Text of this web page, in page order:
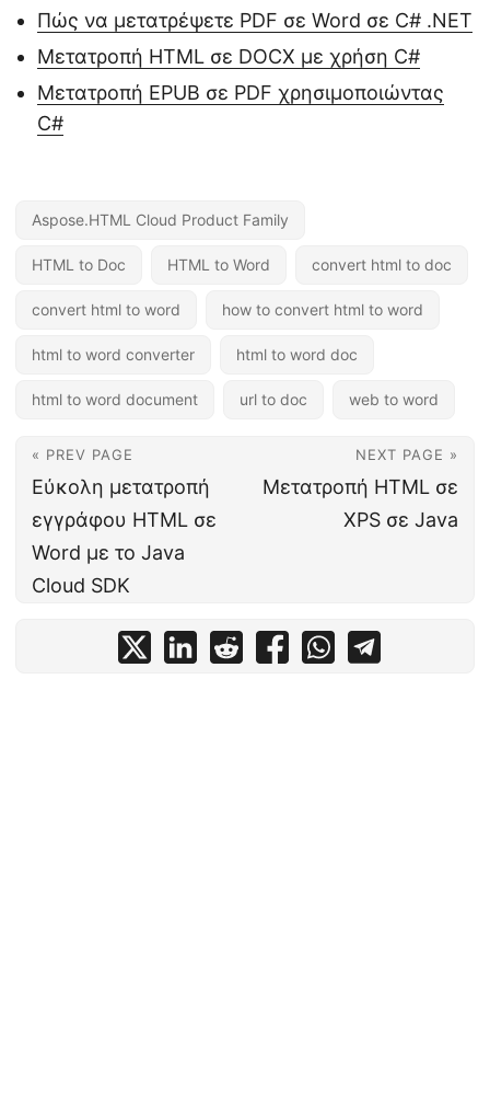
Πώς να μετατρέψετε PDF σε Word σε C# .NET
Μετατροπή HTML σε DOCX με χρήση C#
Μετατροπή EPUB σε PDF χρησιμοποιώντας
C#
Aspose.HTML Cloud Product Family
HTML to Doc HTML to Word convert html to doc
convert html to word how to convert html to word
html to word converter html to word doc
html to word document url to doc web to word
« PREV PAGE
Εύκολη μετατροπή
εγγράφου HTML σε
Word με το Java
Cloud SDK
NEXT PAGE »
Μετατροπή HTML σε
XPS σε Java